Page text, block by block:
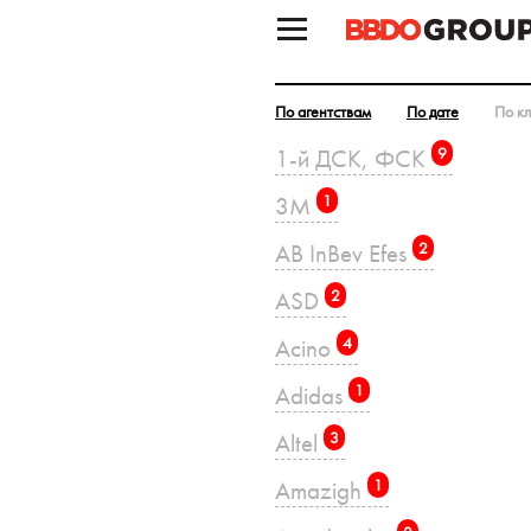
По агентствам По дате По
1-й ДСК, ФСК 9
3M 1
AB InBev Efes 2
ASD 2
Acino 4
Adidas 1
Altel 3
Amazigh 1